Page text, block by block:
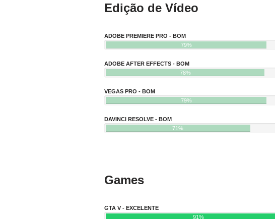
Edição de Vídeo
ADOBE PREMIERE PRO - BOM
79%
ADOBE AFTER EFFECTS - BOM
78%
VEGAS PRO - BOM
79%
DAVINCI RESOLVE - BOM
71%
Games
GTA V - EXCELENTE
91%